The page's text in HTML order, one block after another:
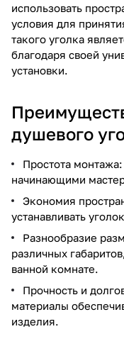
использовать
условия для
такого уголка
благодаря своей
установки.
душевого
Простота
начинающими
Экономия
устанавливать
Разнообразие
различных
ванной комнате.
Прочность и
материалы
изделия.